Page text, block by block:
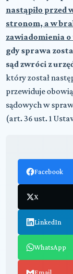
nastąpiło przed
stronom, a w
zawiadomienia
gdy sprawa
sąd zwróci z
który został
przewiduje
sądowych w
(art. 36 ust. 1
Facebook
X
LinkedIn
WhatsApp
Email